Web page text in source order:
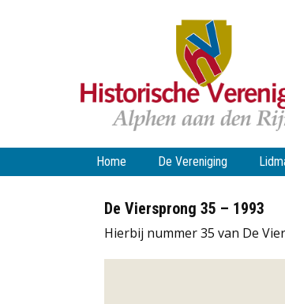
Home De Vereniging
De Viersprong 35 – 1993
Hierbij nummer 35 van De